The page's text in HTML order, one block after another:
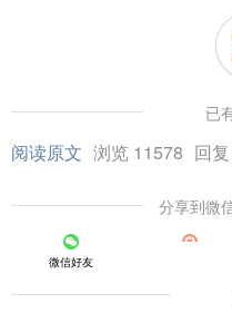
已
阅读原文 浏览 11578 回
分享到微
微信好友